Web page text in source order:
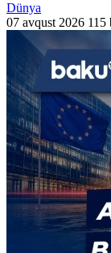
Dünya
07 avqust 2026 115